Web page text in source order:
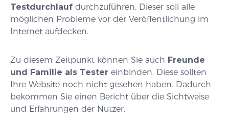
Testdurchlauf durchzuführen. Dieser soll alle
möglichen Probleme vor der Veröffentlichung im
Internet aufdecken.
Zu diesem Zeitpunkt können Sie auch Freunde
und Familie als Tester einbinden. Diese sollten
Ihre Website noch nicht gesehen haben. Dadurch
bekommen Sie einen Bericht über die Sichtweise
und Erfahrungen der Nutzer.